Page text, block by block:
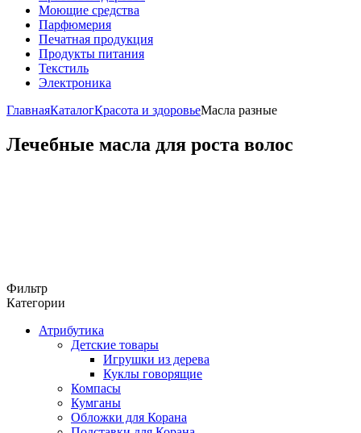
Моющие средства
Парфюмерия
Печатная продукция
Продукты питания
Текстиль
Электроника
ГлавнаяКаталогКрасота и здоровьеМасла разные
Лечебные масла для роста волос
Фильтр
Категории
Атрибутика
Детские товары
Игрушки из дерева
Куклы говорящие
Компасы
Кумганы
Обложки для Корана